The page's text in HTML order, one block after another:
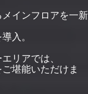
インフロアを一新
入。
リアでは、
堪能いただけま